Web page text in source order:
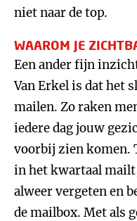
niet naar de top.
WAAROM JE
Een ander fijn
Van Erkel is dat het
mailen. Zo raken
iedere dag jouw
voorbij zien komen.
in het kwartaal
alweer vergeten en
de mailbox. Met als